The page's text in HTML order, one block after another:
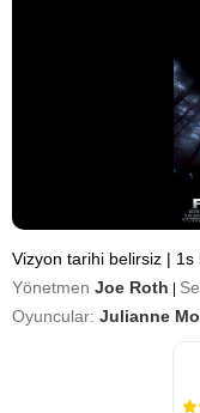
Vizyon tarihi belirsiz | 1s
Yönetmen Joe Roth
Oyuncular: Julianne